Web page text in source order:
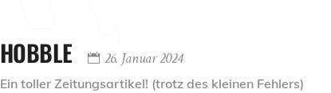
HOBBLE 26. Januar 2024
Ein toller Zeitungsartikel! (trotz des kleinen Fehlers)